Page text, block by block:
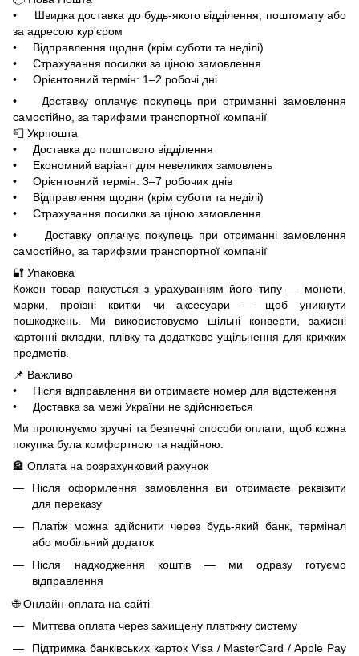
• Швидка доставка до будь-якого відділення, поштомату або
за адресою кур'єром
• Відправлення щодня (крім суботи та неділі)
• Страхування посилки за ціною замовлення
• Орієнтовний термін: 1–2 робочі дні
• Доставку оплачує покупець при отриманні замовлення
самостійно, за тарифами транспортної компанії
📮 Укрпошта
• Доставка до поштового відділення
• Економний варіант для невеликих замовлень
• Орієнтовний термін: 3–7 робочих днів
• Відправлення щодня (крім суботи та неділі)
• Страхування посилки за ціною замовлення
• Доставку оплачує покупець при отриманні замовлення
самостійно, за тарифами транспортної компанії
🔐 Упаковка
Кожен товар пакується з урахуванням його типу — монети,
марки, проїзні квитки чи аксесуари — щоб уникнути
пошкоджень. Ми використовуємо щільні конверти, захисні
картонні вкладки, плівку та додаткове ущільнення для крихких
предметів.
📌 Важливо
• Після відправлення ви отримаєте номер для відстеження
• Доставка за межі України не здійснюється
Ми пропонуємо зручні та безпечні способи оплати, щоб кожна
покупка була комфортною та надійною:
🏦 Оплата на розрахунковий рахунок
Після оформлення замовлення ви отримаєте реквізити
для переказу
Платіж можна здійснити через будь-який банк, термінал
або мобільний додаток
Після надходження коштів — ми одразу готуємо
відправлення
🌐 Онлайн-оплата на сайті
Миттєва оплата через захищену платіжну систему
Підтримка банківських карток Visa / MasterCard / Apple Pay